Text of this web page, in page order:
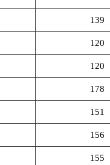
139
120
120
178
151
156
155